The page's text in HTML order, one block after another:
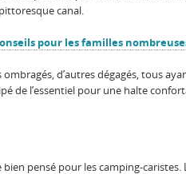
canal.
pour les familles
d’autres dégagés, tous
de l’essentiel pour une halte
pensé pour les camping-